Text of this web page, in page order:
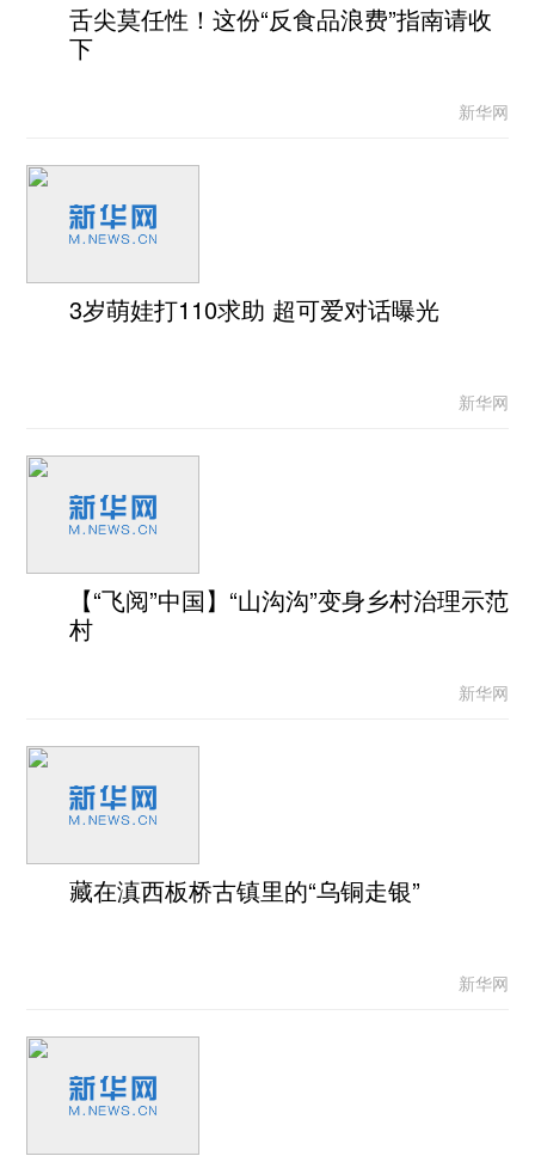
舌尖莫任性！这份“反食品浪费”指南请收
下
新华网
3岁萌娃打110求助 超可爱对话曝光
新华网
【“飞阅”中国】“山沟沟”变身乡村治理示范
村
新华网
藏在滇西板桥古镇里的“乌铜走银”
新华网